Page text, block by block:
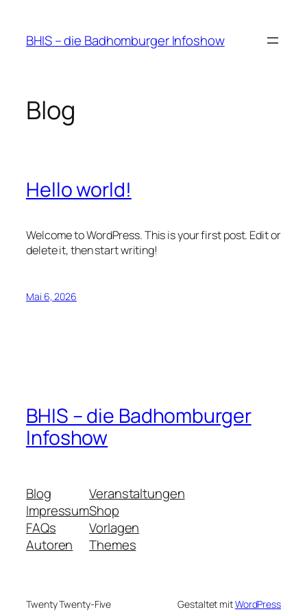
springen
BHIS – die Badhomburger Infoshow
Blog
Hello world!
Welcome to WordPress. This is your first post. Edit or
delete it, then start writing!
Mai 6, 2026
BHIS – die Badhomburger
Infoshow
Blog
Impressum
FAQs
Autoren
Veranstaltungen
Shop
Vorlagen
Themes
Twenty Twenty-Five Gestaltet mitWordPress